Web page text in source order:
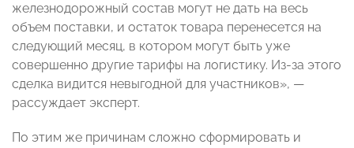
железнодорожный состав могут не дать на весь
объем поставки, и остаток товара перенесется на
следующий месяц, в котором могут быть уже
совершенно другие тарифы на логистику. Из-за этого
сделка видится невыгодной для участников», —
рассуждает эксперт.
По этим же причинам сложно сформировать и